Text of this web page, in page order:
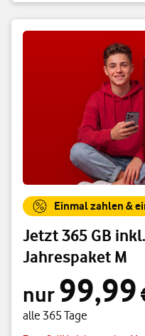
Einmal zahlen &
Jetzt 365 GB
Jahrespaket M
nur 99,99 € alle 365 Tage
nur 99,99
alle 365 Tage